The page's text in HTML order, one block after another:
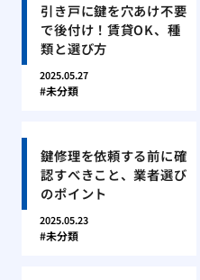
引き戸に鍵を穴あけ不要
で後付け！賃貸OK、種
類と選び方
2025.05.27
未分類
鍵修理を依頼する前に確
認すべきこと、業者選び
のポイント
2025.05.23
未分類